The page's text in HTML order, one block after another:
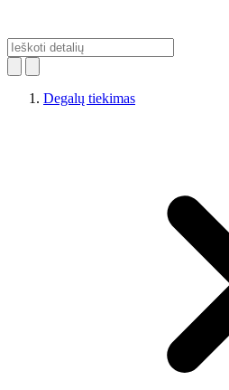
Degalų tiekimas